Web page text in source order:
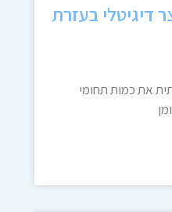
דיגיטלי בעזרת
את כמות תחומי